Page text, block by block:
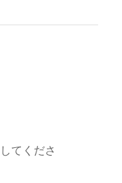
してくださ